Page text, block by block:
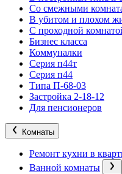
Со смежными
В убитом и плохом
С проходной
Бизнес класса
Коммуналки
Серия п44т
Серия п44
Типа П-68-03
Застройка 2-18-12
Для пенсионеров
Комнаты
Ремонт кухни в
Ванной комнаты